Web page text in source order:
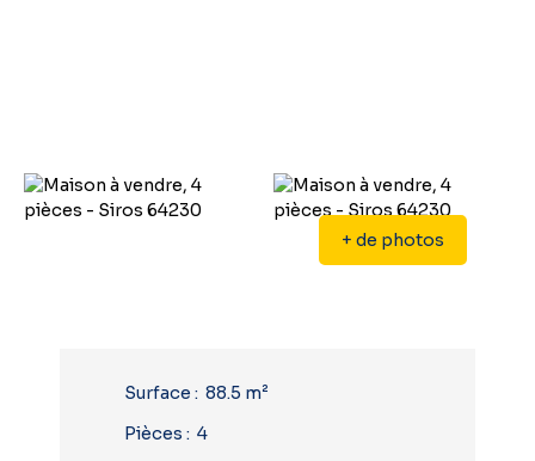
+ de photos
Surface : 88.5 m²
Pièces : 4